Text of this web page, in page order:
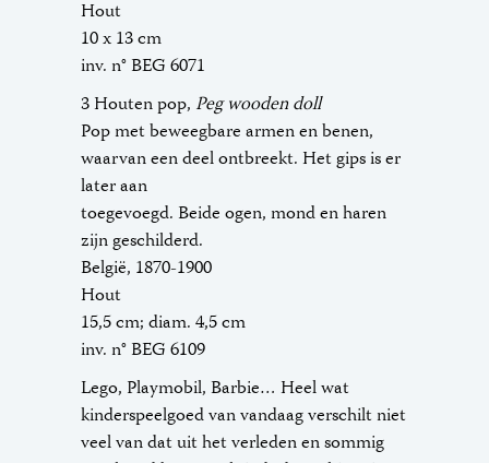
Hout
10 x 13 cm
inv. n° BEG 6071
3 Houten pop, Peg wooden doll
Pop met beweegbare armen en benen,
waarvan een deel ontbreekt. Het gips is er
later aan
toegevoegd. Beide ogen, mond en haren
zijn geschilderd.
België, 1870-1900
Hout
15,5 cm; diam. 4,5 cm
inv. n° BEG 6109
Lego, Playmobil, Barbie… Heel wat
kinderspeelgoed van vandaag verschilt niet
veel van dat uit het verleden en sommig